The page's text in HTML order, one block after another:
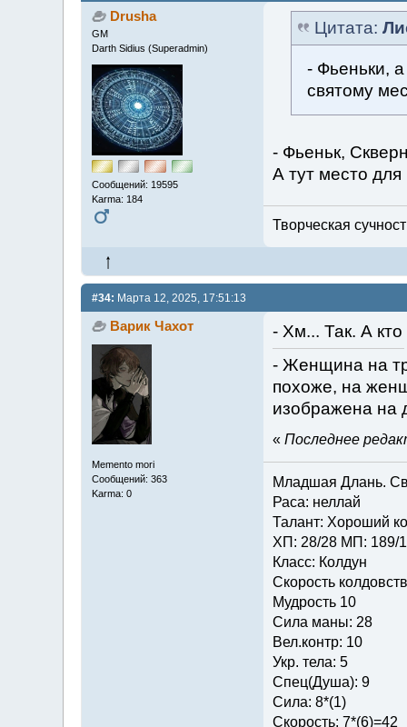
Drusha
GM
Darth Sidius (Superadmin)
Сообщений: 19595
Karma: 184
Цитата:
- Фьеньки,
святому
- Фьеньк,
А тут место
Творческая
#34: Марта 12, 2025, 17:51:13
Варик Чахот
Memento mori
Сообщений: 363
Karma: 0
- Хм... Так. А
- Женщина на
похоже, на
изображена на
« Последнее
Младшая Длань.
Раса: неллай
Талант: Хороший
ХП: 28/28 МП: 189/
Класс: Колдун
Скорость
Мудрость 10
Сила маны: 28
Вел.контр: 10
Укр. тела: 5
Спец(Душа): 9
Сила: 8*(1)
Скорость: 7*(6)=42